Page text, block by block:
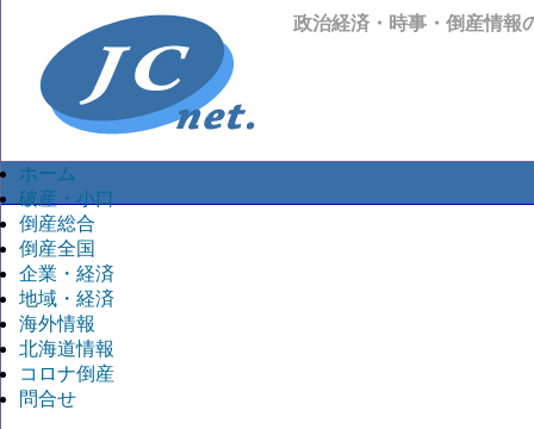
政治経済・時事・倒産情報
ホーム
破産・小口
倒産総合
倒産全国
企業・経済
地域・経済
海外情報
北海道情報
コロナ倒産
問合せ